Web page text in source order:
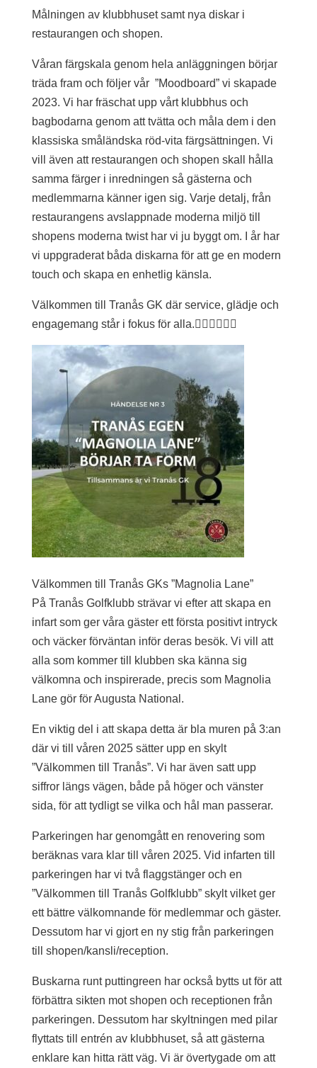
Målningen av klubbhuset samt nya diskar i
restaurangen och shopen.
Våran färgskala genom hela anläggningen börjar
träda fram och följer vår ”Moodboard” vi skapade
2023. Vi har fräschat upp vårt klubbhus och
bagbodarna genom att tvätta och måla dem i den
klassiska småländska röd-vita färgsättningen. Vi
vill även att restaurangen och shopen skall hålla
samma färger i inredningen så gästerna och
medlemmarna känner igen sig. Varje detalj, från
restaurangens avslappnade moderna miljö till
shopens moderna twist har vi ju byggt om. I år har
vi uppgraderat båda diskarna för att ge en modern
touch och skapa en enhetlig känsla.
Välkommen till Tranås GK där service, glädje och
engagemang står i fokus för alla.🏌️‍♀️⛳️🏌🏿‍♂️
Välkommen till Tranås GKs ”Magnolia Lane”
På Tranås Golfklubb strävar vi efter att skapa en
infart som ger våra gäster ett första positivt intryck
och väcker förväntan inför deras besök. Vi vill att
alla som kommer till klubben ska känna sig
välkomna och inspirerade, precis som Magnolia
Lane gör för Augusta National.
En viktig del i att skapa detta är bla muren på 3:an
där vi till våren 2025 sätter upp en skylt
”Välkommen till Tranås”. Vi har även satt upp
siffror längs vägen, både på höger och vänster
sida, för att tydligt se vilka och hål man passerar.
Parkeringen har genomgått en renovering som
beräknas vara klar till våren 2025. Vid infarten till
parkeringen har vi två flaggstänger och en
”Välkommen till Tranås Golfklubb” skylt vilket ger
ett bättre välkomnande för medlemmar och gäster.
Dessutom har vi gjort en ny stig från parkeringen
till shopen/kansli/reception.
Buskarna runt puttingreen har också bytts ut för att
förbättra sikten mot shopen och receptionen från
parkeringen. Dessutom har skyltningen med pilar
flyttats till entrén av klubbhuset, så att gästerna
enklare kan hitta rätt väg. Vi är övertygade om att